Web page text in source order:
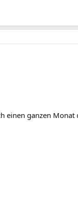
einen ganzen